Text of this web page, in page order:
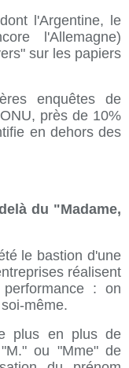
l'Argentine, le
l'Allemagne)
sur les papiers
enquêtes de
près de 10%
en dehors des
du "Madame,
le bastion d'une
réalisent
: on
même.
plus en plus de
ou "Mme" de